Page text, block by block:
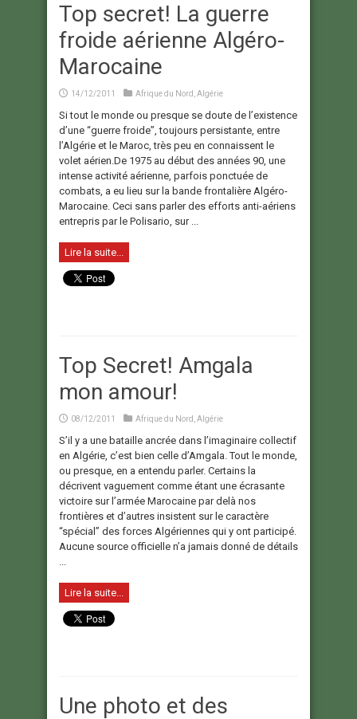
Top secret! La guerre
froide aérienne Algéro-
Marocaine
14/12/2011 Afrique du Nord Algérie
Si tout le monde ou presque se doute de l’existence
d’une “guerre froide”, toujours persistante, entre
l’Algérie et le Maroc, très peu en connaissent le
volet aérien.De 1975 au début des années 90, une
intense activité aérienne, parfois ponctuée de
combats, a eu lieu sur la bande frontalière Algéro-
Marocaine. Ceci sans parler des efforts anti-aériens
entrepris par le Polisario, sur ...
Lire la suite...
Top Secret! Amgala
mon amour!
08/12/2011 Afrique du Nord Algérie
S’il y a une bataille ancrée dans l’imaginaire collectif
en Algérie, c’est bien celle d’Amgala. Tout le monde,
ou presque, en a entendu parler. Certains la
décrivent vaguement comme étant une écrasante
victoire sur l’armée Marocaine par delà nos
frontières et d’autres insistent sur le caractère
“spécial” des forces Algériennes qui y ont participé.
Aucune source officielle n’a jamais donné de détails
...
Lire la suite...
Une photo et des